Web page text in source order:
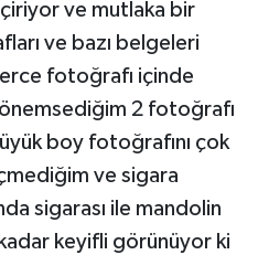
ve mutlaka bir
ve bazı belgeleri
fotoğrafı içinde
2 fotoğrafı
boy fotoğrafını çok
ve sigara
sigarası ile mandolin
keyifli görünüyor ki